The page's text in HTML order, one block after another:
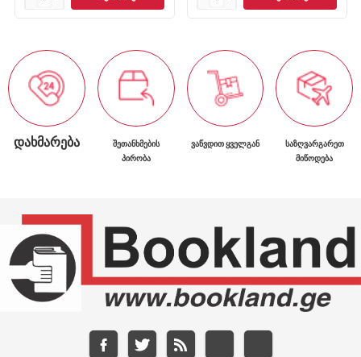
ᲓᲐᲮᲛᲐᲠᲔᲑᲐ
ᲨᲔᲗᲐᲜᲮᲛᲔᲑᲘᲡ
ᲞᲘᲠᲝᲑᲐ
ᲕᲐᲬᲕᲓᲘᲗ ᲧᲕᲔᲚᲒᲐᲜ
ᲡᲐᲖᲦᲕᲐᲠᲒᲐᲠᲔᲗ
ᲛᲘᲬᲝᲓᲔᲑᲐ